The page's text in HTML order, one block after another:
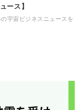
ース】
宇宙ビジネスニュースを